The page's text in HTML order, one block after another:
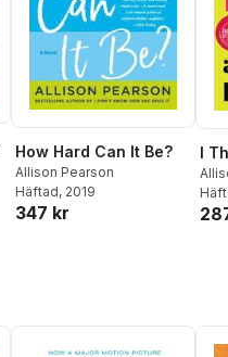
How Hard Can It Be?
Allison Pearson
Häftad, 2019
347 kr
I